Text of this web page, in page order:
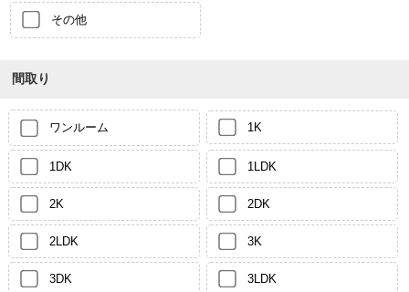
その他
間取り
ワンルーム 1K
1DK 1LDK
2K 2DK
2LDK 3K
3DK 3LDK